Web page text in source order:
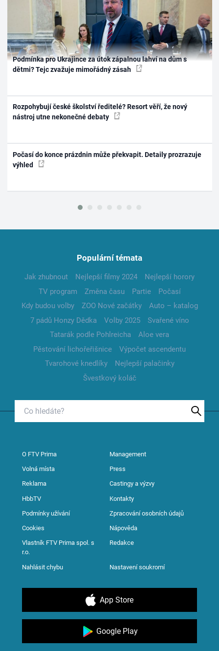
Podmínka pro Ukrajince za útok zápalnou lahví na dům s
dětmi? Tejc zvažuje mimořádný zásah
Rozpohybují české školství ředitelé? Resort věří, že nový
nástroj utne nekonečné debaty
Počasí do konce prázdnin může překvapit. Detaily prozrazuje
výhled
Populární témata
Jak zhubnout Nejlepší filmy 2024
Nejlepší horory
TV program
Změna času Partie
Počasí
Kdy budou volby
ZOO Nové začátky
Auto – katalog
7 pádů Honzy Dědka
Volby 2025
Svařené víno
Tatarák podle Pohlreicha
Aloe vera
Pěstování lichořeřišnice
Výpočet ascendentu
Tvarohové knedlíky
Nejlepší palačinky
Švestkový koláč
O FTV Prima Management
Volná místa Press
Reklama Castingy a výzvy
HbbTV Kontakty
Podmínky užívání Zpracování osobních údajů
Cookies Nápověda
Vlastník FTV Prima spol. s
r.o.
Redakce
Nahlásit chybu Nastavení soukromí
App Store
Google Play